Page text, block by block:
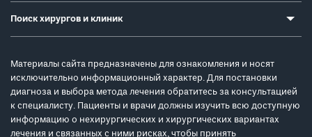
Поиск хирургов и клиник
Материалы сайта предназначены для ознакомления и носят
исключительно информационный характер. Для постановки
диагноза и выбора метода лечения обратитесь за консультацией
к специалисту. Пациенты и врачи должны изучить всю доступную
информацию о нехирургических и хирургических вариантах
лечения и связанных с ними рисках, чтобы принять